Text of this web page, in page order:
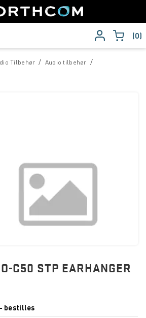
0
/
Tilbehør /
Audio tilbehør
C50 STP EARHANGER
bestilles